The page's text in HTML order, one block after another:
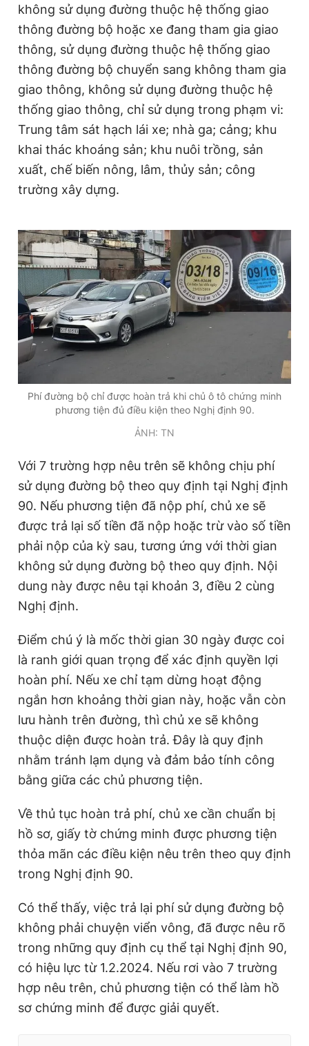
không sử dụng đường thuộc hệ thống giao
thông đường bộ hoặc xe đang tham gia giao
thông, sử dụng đường thuộc hệ thống giao
thông đường bộ chuyển sang không tham gia
giao thông, không sử dụng đường thuộc hệ
thống giao thông, chỉ sử dụng trong phạm vi:
Trung tâm sát hạch lái xe; nhà ga; cảng; khu
khai thác khoáng sản; khu nuôi trồng, sản
xuất, chế biến nông, lâm, thủy sản; công
trường xây dựng.
Phí đường bộ chỉ được hoàn trả khi chủ ô tô chứng minh
phương tiện đủ điều kiện theo Nghị định 90.
ẢNH: TN
Với 7 trường hợp nêu trên sẽ không chịu phí
sử dụng đường bộ theo quy định tại Nghị định
90. Nếu phương tiện đã nộp phí, chủ xe sẽ
được trả lại số tiền đã nộp hoặc trừ vào số tiền
phải nộp của kỳ sau, tương ứng với thời gian
không sử dụng đường bộ theo quy định. Nội
dung này được nêu tại khoản 3, điều 2 cùng
Nghị định.
Điểm chú ý là mốc thời gian 30 ngày được coi
là ranh giới quan trọng để xác định quyền lợi
hoàn phí. Nếu xe chỉ tạm dừng hoạt động
ngắn hơn khoảng thời gian này, hoặc vẫn còn
lưu hành trên đường, thì chủ xe sẽ không
thuộc diện được hoàn trả. Đây là quy định
nhằm tránh lạm dụng và đảm bảo tính công
bằng giữa các chủ phương tiện.
Về thủ tục hoàn trả phí, chủ xe cần chuẩn bị
hồ sơ, giấy tờ chứng minh được phương tiện
thỏa mãn các điều kiện nêu trên theo quy định
trong Nghị định 90.
Có thể thấy, việc trả lại phí sử dụng đường bộ
không phải chuyện viển vông, đã được nêu rõ
trong những quy định cụ thể tại Nghị định 90,
có hiệu lực từ 1.2.2024. Nếu rơi vào 7 trường
hợp nêu trên, chủ phương tiện có thể làm hồ
sơ chứng minh để được giải quyết.